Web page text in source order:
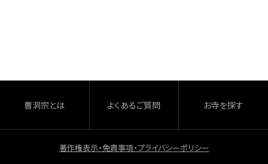
a
o
o
k
曹洞宗とは よくあるご質問 お寺を探す
著作権表示・免責事項・プライバシーポリシー